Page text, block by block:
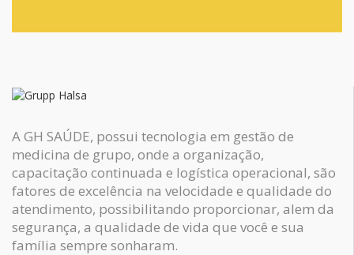
A GH SAÚDE, possui tecnologia em gestão de
medicina de grupo, onde a organização,
capacitação continuada e logística operacional, são
fatores de excelência na velocidade e qualidade do
atendimento, possibilitando proporcionar, alem da
segurança, a qualidade de vida que você e sua
família sempre sonharam.